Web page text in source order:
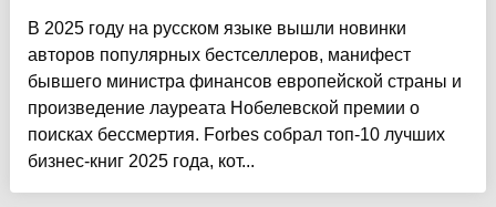
В 2025 году на русском языке вышли новинки
авторов популярных бестселлеров, манифест
бывшего министра финансов европейской страны и
произведение лауреата Нобелевской премии о
поисках бессмертия. Forbes собрал топ-10 лучших
бизнес-книг 2025 года, кот...